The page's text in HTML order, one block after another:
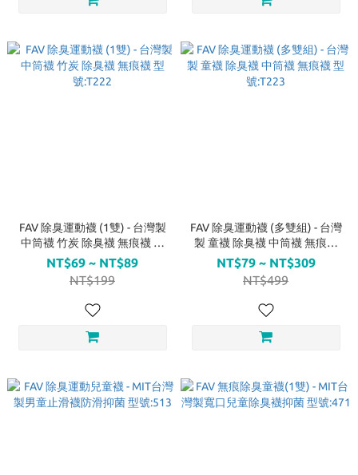
FAV 除臭運動襪 (1雙) - 台灣製
中筒襪 竹炭 除臭襪 無痕襪 型
號:T222
NT$69 ~ NT$89
NT$199
FAV 除臭運動襪 (多雙組) - 台灣
製 童襪 除臭襪 中筒襪 無痕襪
型號:T223
NT$79 ~ NT$309
NT$499